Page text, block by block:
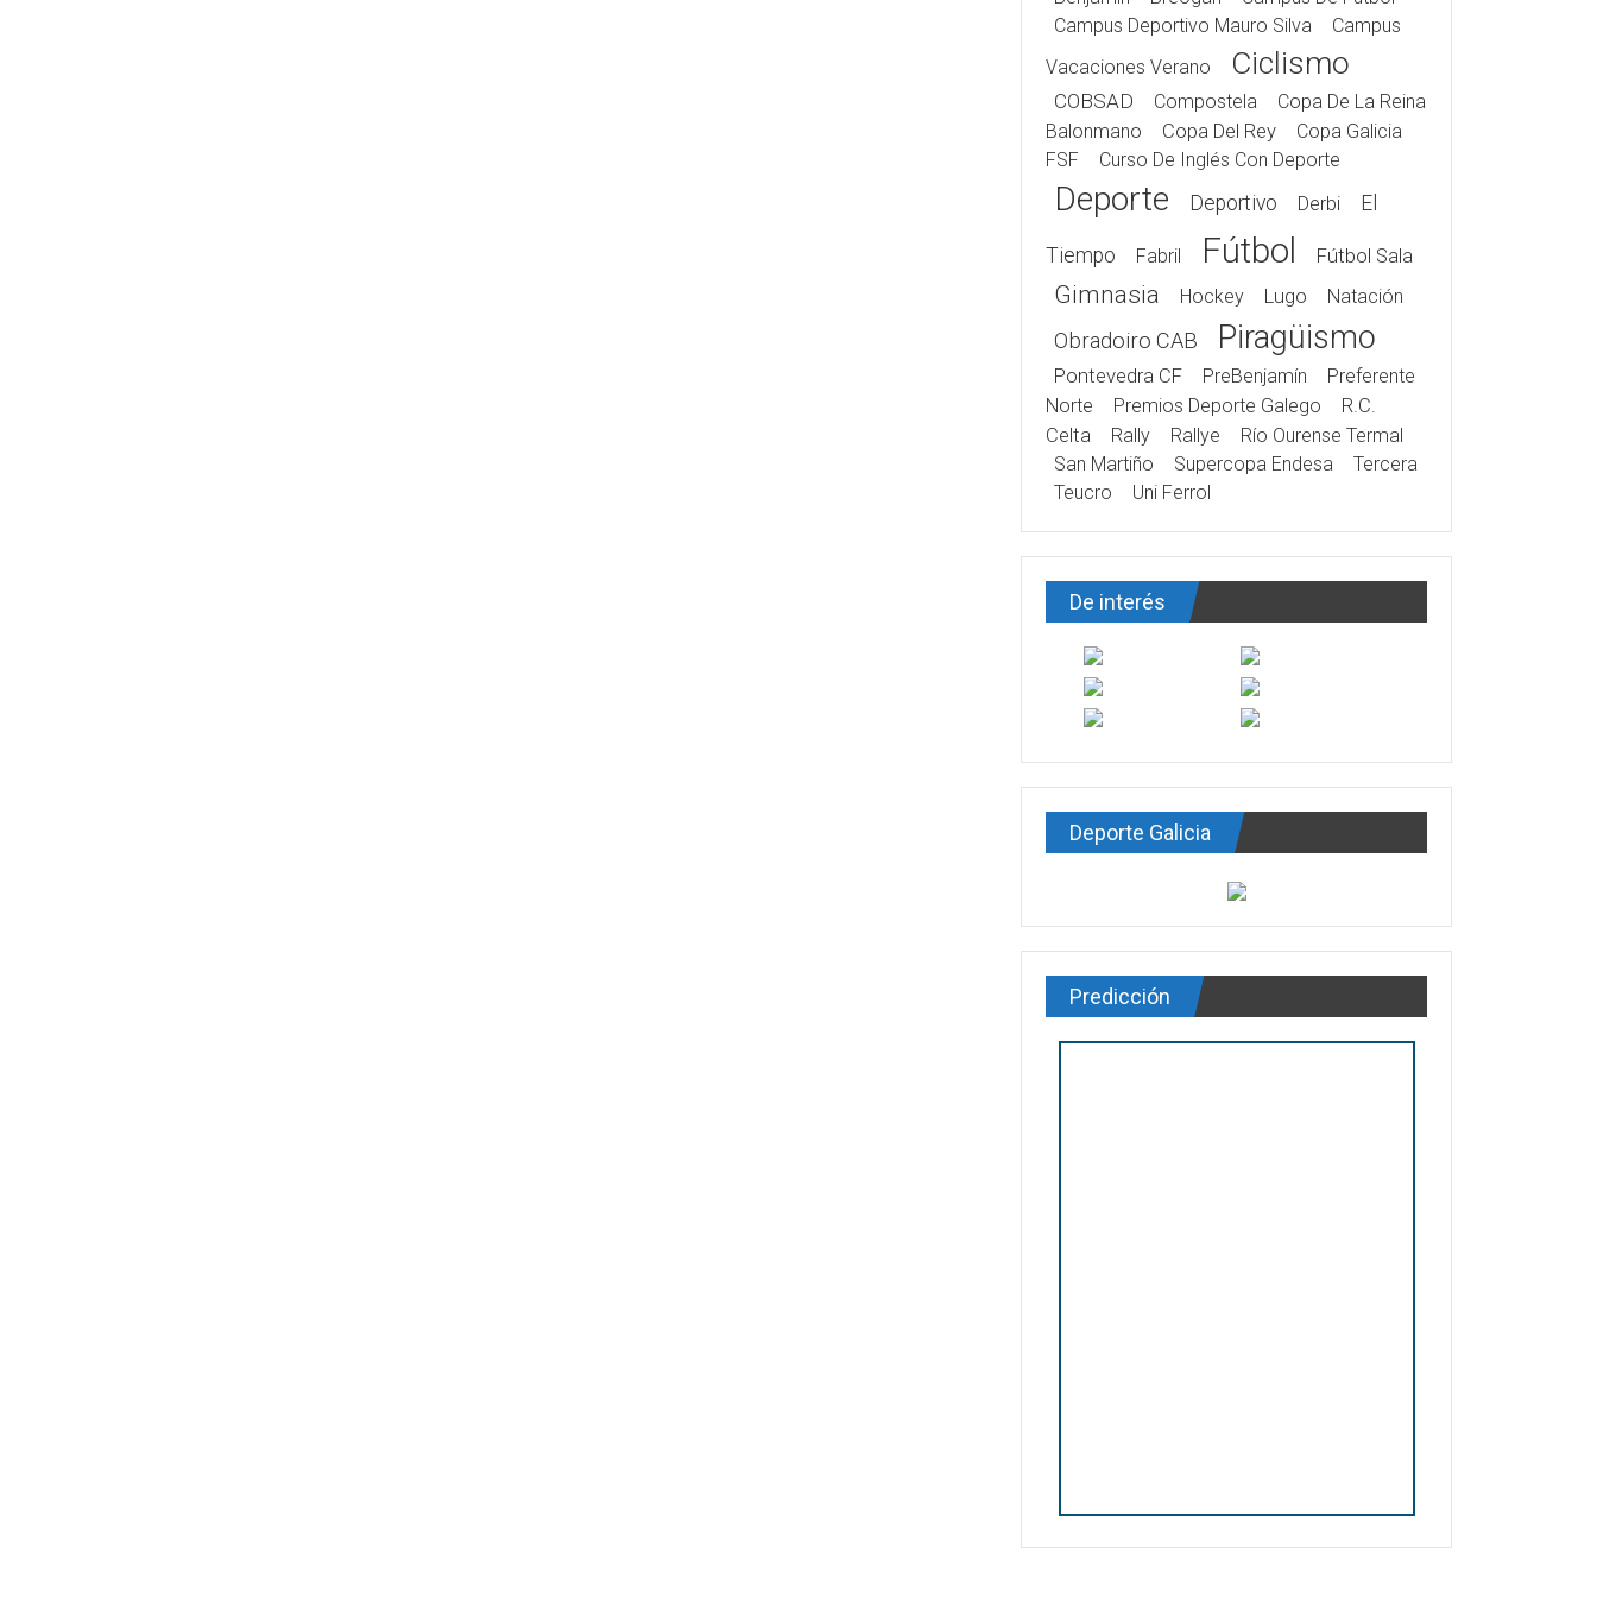
Campus Deportivo Mauro Silva
Campus
Vacaciones Verano
Ciclismo
COBSAD Compostela
Copa De La Reina
Balonmano
Copa Del Rey
Copa Galicia
FSF
Curso De Inglés Con Deporte
Deporte Deportivo Derbi El
Tiempo Fabril Fútbol Fútbol Sala
Gimnasia Hockey Lugo Natación
Obradoiro CAB Piragüismo
Pontevedra CF PreBenjamín
Preferente
Norte
Premios Deporte Galego
R.C.
Celta
Rally Rallye
Río Ourense Termal
San Martiño
Supercopa Endesa
Tercera
Teucro
Uni Ferrol
De interés
Deporte Galicia
Predicción